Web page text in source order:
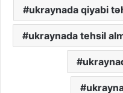
ukraynada qiyabi
ukraynada tehsil